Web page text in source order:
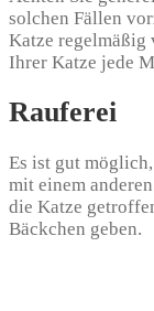
solchen Fällen
Katze regelmäßig
Ihrer Katze jede
Rauferei
Es ist gut
mit einem
die Katze
Bäckchen geben.